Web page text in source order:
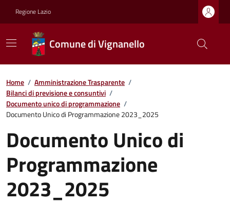
Regione Lazio
Comune di Vignanello
Home / Amministrazione Trasparente /
Bilanci di previsione e consuntivi /
Documento unico di programmazione /
Documento Unico di Programmazione 2023_2025
Documento Unico di
Programmazione
2023_2025